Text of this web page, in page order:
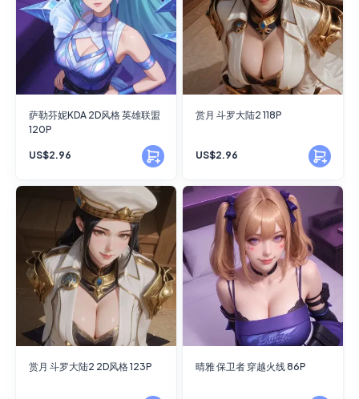
萨勒芬妮KDA 2D风格 英雄联盟
120P
US$2.96
赏月 斗罗大陆2 118P
US$2.96
赏月 斗罗大陆2 2D风格 123P 晴雅 保卫者 穿越火线 86P